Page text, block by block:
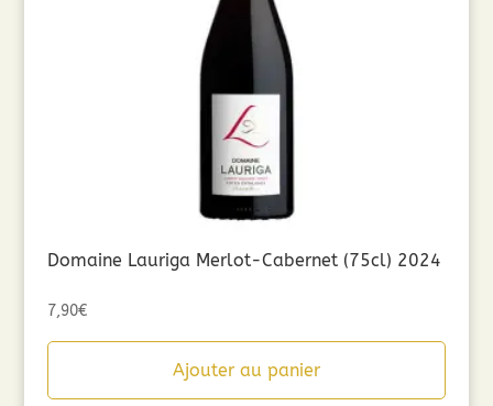
Domaine Lauriga Merlot-Cabernet (75cl) 2024
7,90€
Ajouter au panier